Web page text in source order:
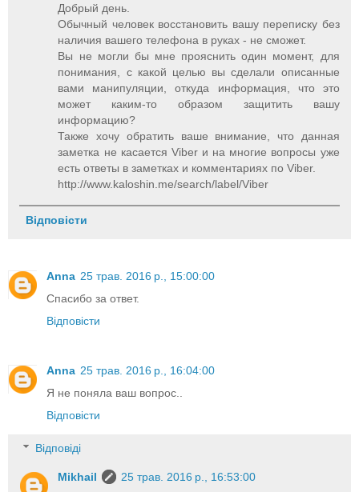
Добрый день.
Обычный человек восстановить вашу переписку без
наличия вашего телефона в руках - не сможет.
Вы не могли бы мне прояснить один момент, для
понимания, с какой целью вы сделали описанные
вами манипуляции, откуда информация, что это
может каким-то образом защитить вашу
информацию?
Также хочу обратить ваше внимание, что данная
заметка не касается Viber и на многие вопросы уже
есть ответы в заметках и комментариях по Viber.
http://www.kaloshin.me/search/label/Viber
Відповісти
Anna 25 трав. 2016 р., 15:00:00
Спасибо за ответ.
Відповісти
Anna 25 трав. 2016 р., 16:04:00
Я не поняла ваш вопрос..
Відповісти
Відповіді
Mikhail
25 трав. 2016 р., 16:53:00